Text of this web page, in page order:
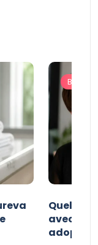
Beauté
Quel
avec
adopter